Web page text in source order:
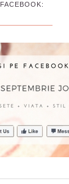
FACEBOOK: